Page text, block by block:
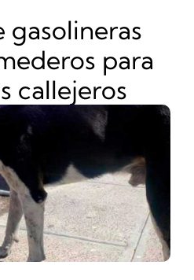
gasolineras
para
callejeros